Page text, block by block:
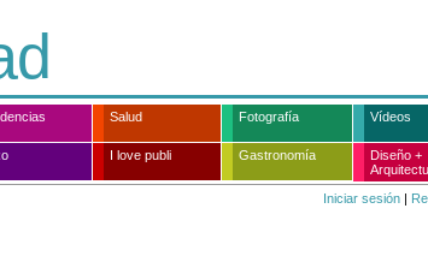
Salud Fotografía Vídeos
I love publi Gastronomía
Diseño +
Iniciar sesión |